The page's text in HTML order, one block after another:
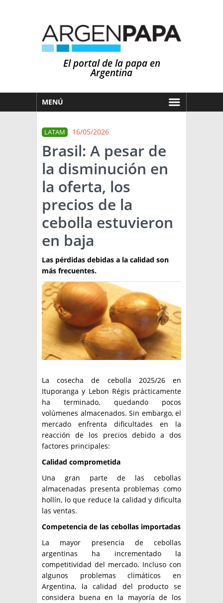
El portal de la papa en
Argentina
MENÚ
MERCADOS
NOTICIAS
EN ESPAÑOL
OTROS IDIOMAS
CLIMA
PRONÓSTICO
LLUVIAS
ARGENTINA
EL MUNDO
TÉCNICA
PRODUCCION
INTERES GENERAL
LA PAPA
RESOLUCIONES Y NORMATIVAS
ENLACES
ARGENPAPA
PUBLICIDAD
QUIENES SOMOS
CONTACTO
BUSCAR NOTICIAS
BUSCAR
LATAM 16/05/2026
Brasil: A pesar de
la disminución en
la oferta, los
precios de la
cebolla estuvieron
en baja
Las pérdidas debidas a la calidad son
más frecuentes.
La cosecha de cebolla 2025/26 en
Ituporanga y Lebon Régis prácticamente
ha terminado, quedando pocos
volúmenes almacenados. Sin embargo, el
mercado enfrenta dificultades en la
reacción de los precios debido a dos
factores principales:
Calidad comprometida
Una gran parte de las cebollas
almacenadas presenta problemas como
hollín, lo que reduce la calidad y dificulta
las ventas.
Competencia de las cebollas importadas
La mayor presencia de cebollas
argentinas ha incrementado la
competitividad del mercado. Incluso con
algunos problemas climáticos en
Argentina, la calidad del producto se
considera buena en la mayoría de los